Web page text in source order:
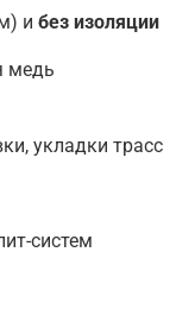
и без изоляции
медь
укладки трасс
систем